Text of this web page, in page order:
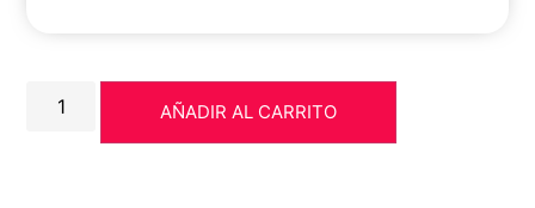
AÑADIR AL CARRITO